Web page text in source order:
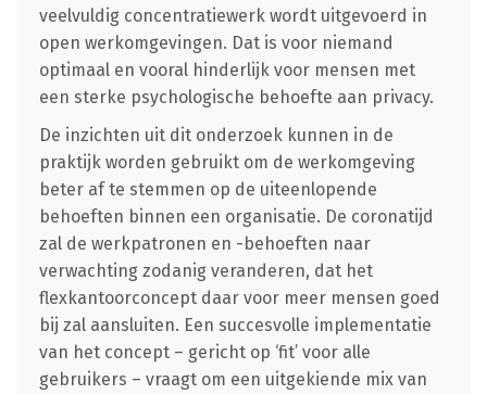
veelvuldig concentratiewerk wordt uitgevoerd in
open werkomgevingen. Dat is voor niemand
optimaal en vooral hinderlijk voor mensen met
een sterke psychologische behoefte aan privacy.
De inzichten uit dit onderzoek kunnen in de
praktijk worden gebruikt om de werkomgeving
beter af te stemmen op de uiteenlopende
behoeften binnen een organisatie. De coronatijd
zal de werkpatronen en -behoeften naar
verwachting zodanig veranderen, dat het
flexkantoorconcept daar voor meer mensen goed
bij zal aansluiten. Een succesvolle implementatie
van het concept – gericht op ‘fit’ voor alle
gebruikers – vraagt om een uitgekiende mix van